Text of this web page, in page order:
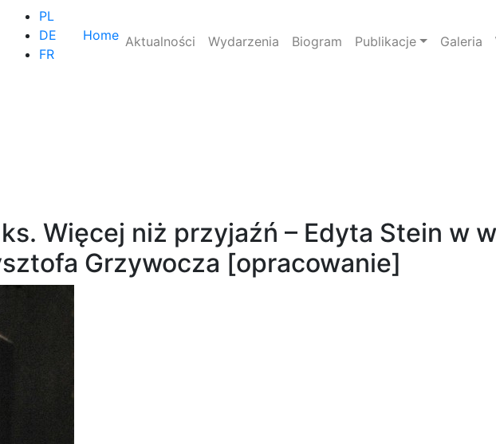
PL
DE
FR
Home Aktualności Wydarzenia Biogram Publikacje Galeria
Więcej niż przyjaźń – Edyta Stein w
Grzywocza [opracowanie]